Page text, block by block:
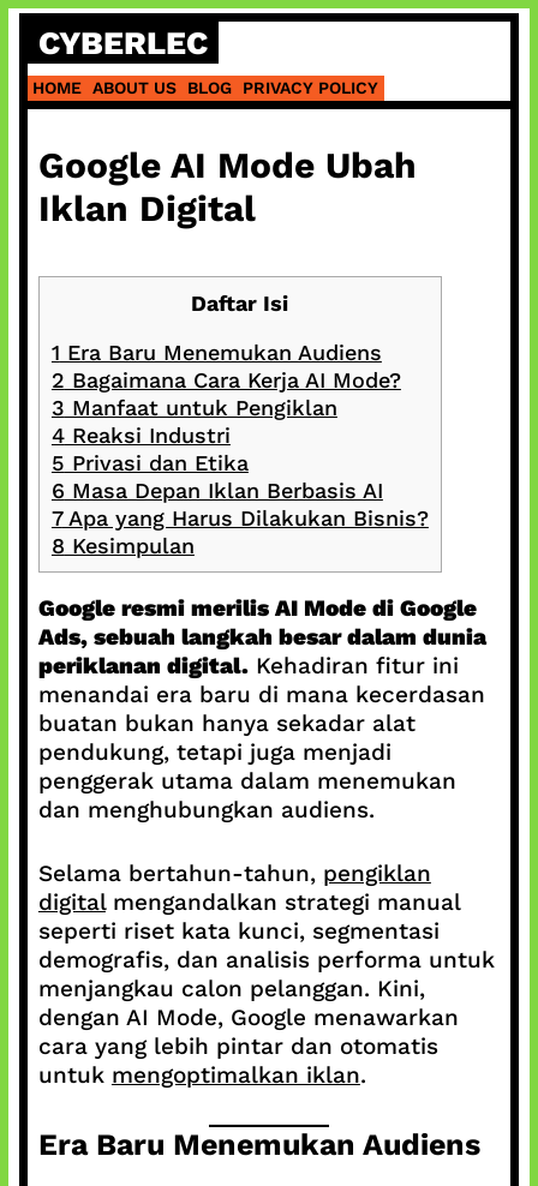
Skip
content
CYBERLEC
HOME ABOUT US BLOG PRIVACY POLICY
Google AI Mode Ubah
Iklan Digital
Daftar Isi
1 Era Baru Menemukan Audiens
2 Bagaimana Cara Kerja AI Mode?
3 Manfaat untuk Pengiklan
4Reaksi Industri
5 Privasi dan Etika
6 Masa Depan Iklan Berbasis AI
7Apa yang Harus Dilakukan Bisnis?
8 Kesimpulan
Google resmi merilis AI Mode di Google
Ads, sebuah langkah besar dalam dunia
periklanan digital.Kehadiran fitur ini
menandai era baru di mana kecerdasan
buatan bukan hanya sekadar alat
pendukung, tetapi juga menjadi
penggerak utama dalam menemukan
dan menghubungkan audiens.
Selama bertahun-tahun, pengiklan
digitalmengandalkan strategi manual
seperti riset kata kunci, segmentasi
demografis, dan analisis performa untuk
menjangkau calon pelanggan. Kini,
dengan AI Mode, Google menawarkan
cara yang lebih pintar dan otomatis
untuk mengoptimalkan iklan.
Era Baru Menemukan Audiens